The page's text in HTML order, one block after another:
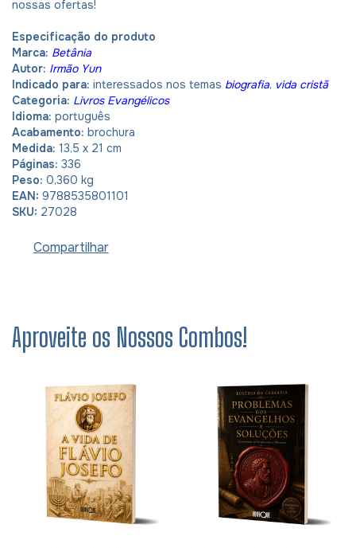
nossas ofertas!
Especificação do produto
Marca: Betânia
Autor: Irmão Yun
Indicado para: interessados nos temas biografia, vida cristã
Categoria: Livros Evangélicos
Idioma: português
Acabamento: brochura
Medida: 13,5 x 21 cm
Páginas: 336
Peso: 0,360 kg
EAN: 9788535801101
SKU: 27028
Compartilhar
Aproveite os Nossos Combos!